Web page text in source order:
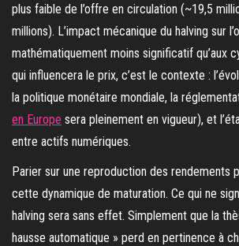
plus faible de l’offre en circulation (~19,5
millions). L’impact mécanique du halving sur
mathématiquement moins significatif qu’aux
qui influencera le prix, c’est le contexte :
la politique monétaire mondiale, la
en Europe sera pleinement en vigueur), et
entre actifs numériques.
Parier sur une reproduction des rendements
cette dynamique de maturation. Ce qui ne
halving sera sans effet. Simplement que la
hausse automatique » perd en pertinence à